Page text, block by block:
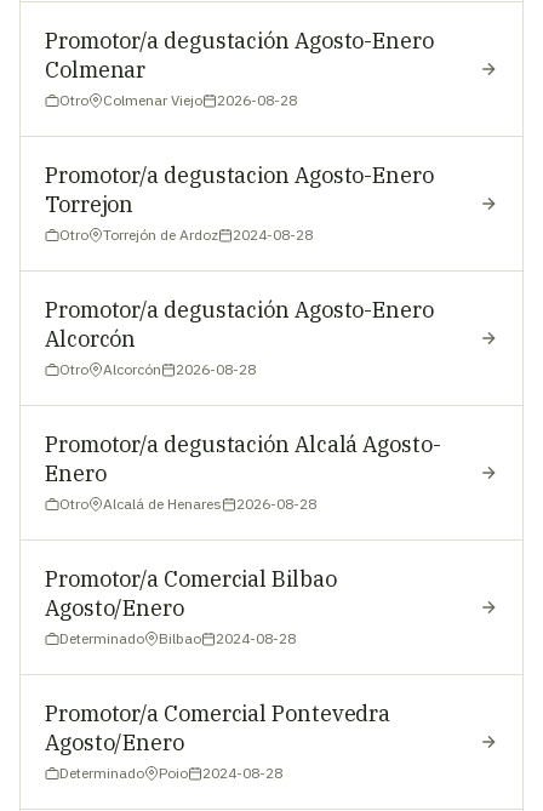
Promotor/a degustación Agosto-Enero
Colmenar
Otro Colmenar Viejo 2026-08-28
Promotor/a degustacion Agosto-Enero
Torrejon
Otro Torrejón de Ardoz 2024-08-28
Promotor/a degustación Agosto-Enero
Alcorcón
Otro Alcorcón 2026-08-28
Promotor/a degustación Alcalá Agosto-
Enero
Otro Alcalá de Henares 2026-08-28
Promotor/a Comercial Bilbao
Agosto/Enero
Determinado Bilbao 2024-08-28
Promotor/a Comercial Pontevedra
Agosto/Enero
Determinado Poio 2024-08-28